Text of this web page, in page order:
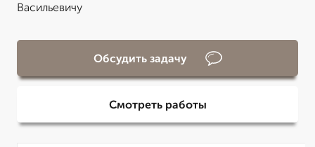
Васильевичу
Обсудить задачу
Смотреть работы